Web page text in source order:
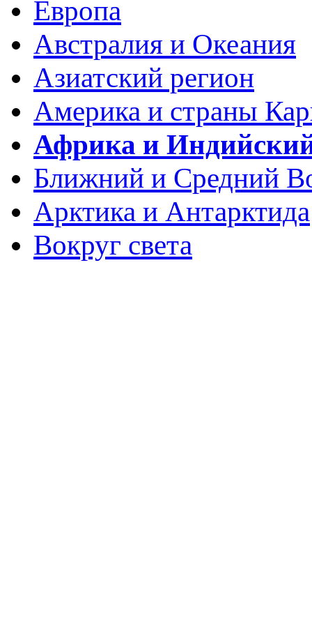
Европа
Австралия и Океания
Азиатский регион
Америка и страны
Африка и
Ближний и Средний
Арктика и Антарктида
Вокруг света